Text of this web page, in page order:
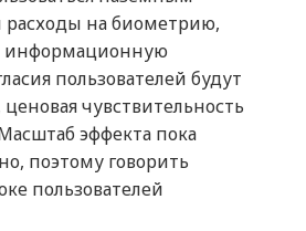
расходы на биометрию,
информационную
пользователей будут
чувствительность
эффекта пока
поэтому говорить
пользователей